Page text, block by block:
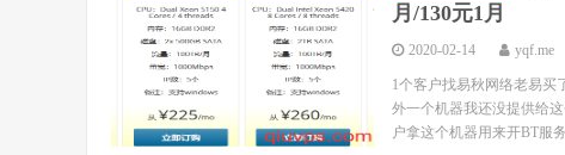
月/130元1月
2020-02-14 yqf.me
1个客户找易秋网络老易买
外一个机器我还没提供给
户拿这个机器用来开BT服